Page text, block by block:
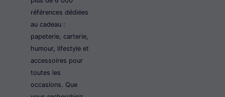
références dédiées
au cadeau :
papeterie, carterie,
humour, lifestyle et
accessoires pour
toutes les
occasions. Que